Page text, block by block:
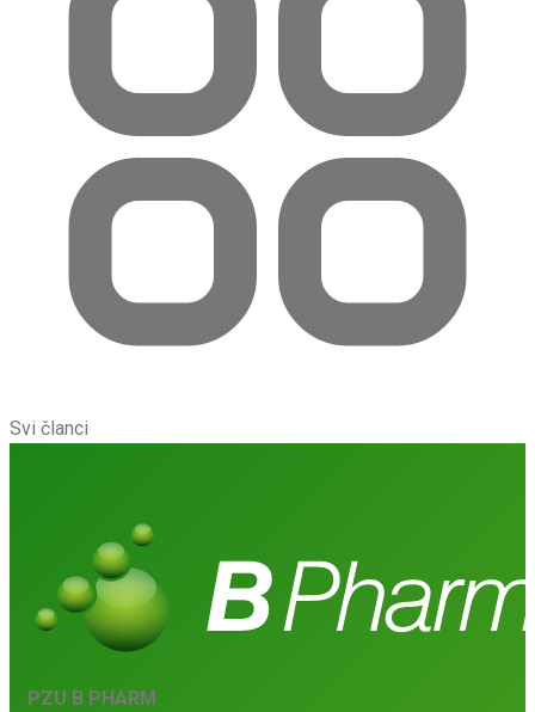
Svi članci
PZU B PHARM